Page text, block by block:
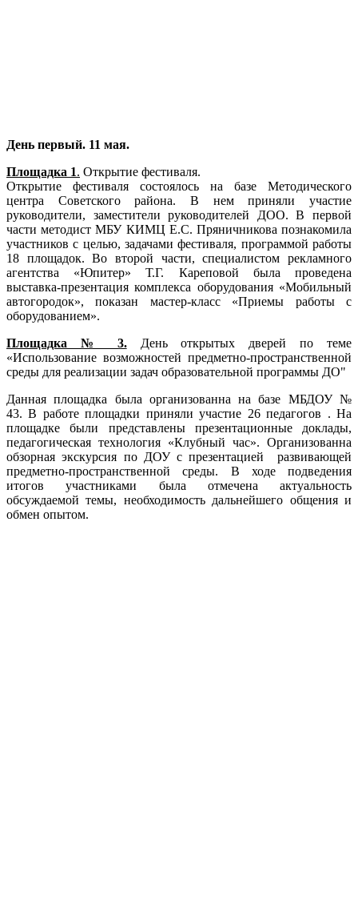
День первый. 11 мая.
Площадка 1. Открытие фестиваля.
Открытие фестиваля состоялось на базе Методического
центра Советского района. В нем приняли участие
руководители, заместители руководителей ДОО. В первой
части методист МБУ КИМЦ Е.С. Пряничникова познакомила
участников с целью, задачами фестиваля, программой работы
18 площадок. Во второй части, специалистом рекламного
агентства «Юпитер» Т.Г. Кареповой была проведена
выставка-презентация комплекса оборудования «Мобильный
автогородок», показан мастер-класс «Приемы работы с
оборудованием».
Площадка № 3.День открытых дверей по теме
«Использование возможностей предметно-пространственной
среды для реализации задач образовательной программы ДО"
Данная площадка была организованна на базе МБДОУ №
43. В работе площадки приняли участие 26 педагогов . На
площадке были представлены презентационные доклады,
педагогическая технология «Клубный час». Организованна
обзорная экскурсия по ДОУ с презентацией развивающей
предметно-пространственной среды. В ходе подведения
итогов участниками была отмечена актуальность
обсуждаемой темы, необходимость дальнейшего общения и
обмен опытом.